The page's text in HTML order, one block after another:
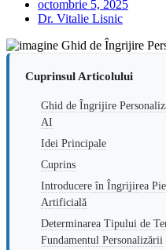
octombrie 5, 2025
Dr. Vitalie Lisnic
Cuprinsul Articolului
Ghid de Îngrijire
AI
Idei Principale
Cuprins
Introducere în Îngrijirea
Artificială
Determinarea Tipului de
Fundamentul Personalizării